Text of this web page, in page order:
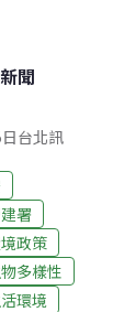
聞
台北訊
署
政策
多樣性
環境